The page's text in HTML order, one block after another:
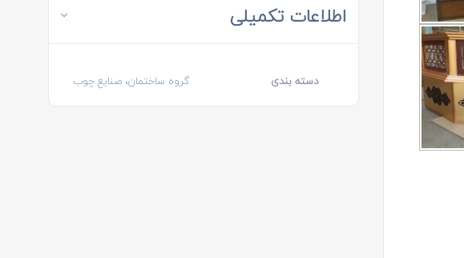
اطلاعات تکمیلی
دسته بندی گروه ساختمان، صنایع چوب